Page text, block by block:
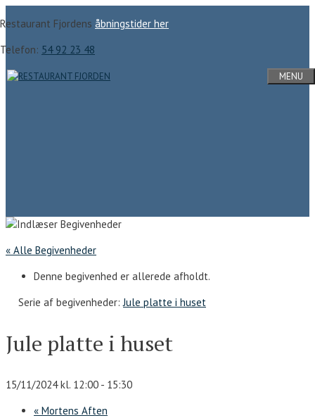
til
indhold
Restaurant Fjordens åbningstider her
Telefon: 54 92 23 48
MENU
« Alle Begivenheder
Denne begivenhed er allerede afholdt.
Serie af begivenheder:Jule platte i huset
Jule platte i huset
15/11/2024 kl. 12:00 - 15:30
« Mortens Aften